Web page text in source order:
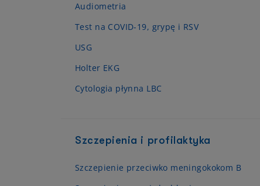
Audiometria
Test na COVID-19, grypę i RSV
USG
Holter EKG
Cytologia płynna LBC
Szczepienia i profilaktyka
Szczepienie przeciwko meningokokom B